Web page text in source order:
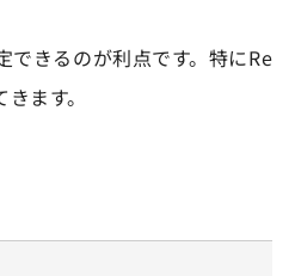
きるのが利点です。特にRe
ます。